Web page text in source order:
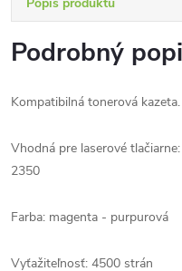
Podrobný
Kompatibilná tonerová kazeta.
Vhodná pre laserové
2350
Farba: magenta - purpurová
Vyťažiteľnosť: 4500 strán